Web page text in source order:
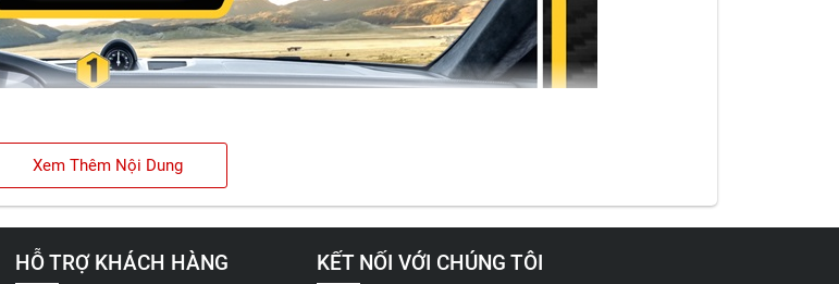
Xem Thêm Nội Dung
HỖ TRỢ KHÁCH HÀNG KẾT NỐI VỚI CHÚNG TÔI